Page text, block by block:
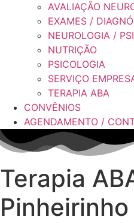
AVALIAÇÃO
EXAMES /
NEUROLOGIA /
NUTRIÇÃO
PSICOLOGIA
SERVIÇO
TERAPIA ABA
CONVÊNIOS
AGENDAMENTO /
Terapia
Pinheirinho